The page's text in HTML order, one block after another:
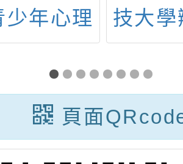
少年心理
療癒心理
桌遊」簡
鼓勵 教
參與
技大
場次
度五
介紹
咖啡
頁面